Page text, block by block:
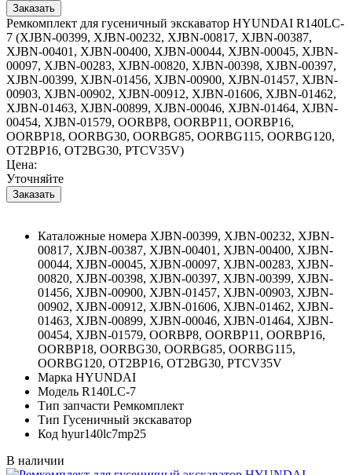
Ремкомплект для гусеничный экскаватор HYUNDAI R140LC-
7 (XJBN-00399, XJBN-00232, XJBN-00817, XJBN-00387,
XJBN-00401, XJBN-00400, XJBN-00044, XJBN-00045, XJBN-
00097, XJBN-00283, XJBN-00820, XJBN-00398, XJBN-00397,
XJBN-00399, XJBN-01456, XJBN-00900, XJBN-01457, XJBN-
00903, XJBN-00902, XJBN-00912, XJBN-01606, XJBN-01462,
XJBN-01463, XJBN-00899, XJBN-00046, XJBN-01464, XJBN-
00454, XJBN-01579, OORBP8, OORBP11, OORBP16,
OORBP18, OORBG30, OORBG85, OORBG115, OORBG120,
OT2BP16, OT2BG30, PTCV35V)
Цена:
Уточняйте
Каталожные номера XJBN-00399, XJBN-00232, XJBN-
00817, XJBN-00387, XJBN-00401, XJBN-00400, XJBN-
00044, XJBN-00045, XJBN-00097, XJBN-00283, XJBN-
00820, XJBN-00398, XJBN-00397, XJBN-00399, XJBN-
01456, XJBN-00900, XJBN-01457, XJBN-00903, XJBN-
00902, XJBN-00912, XJBN-01606, XJBN-01462, XJBN-
01463, XJBN-00899, XJBN-00046, XJBN-01464, XJBN-
00454, XJBN-01579, OORBP8, OORBP11, OORBP16,
OORBP18, OORBG30, OORBG85, OORBG115,
OORBG120, OT2BP16, OT2BG30, PTCV35V
Марка HYUNDAI
Модель R140LC-7
Тип запчасти Ремкомплект
Тип Гусеничный экскаватор
Код hyur140lc7mp25
В наличии